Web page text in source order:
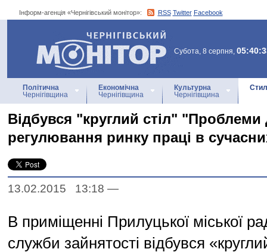
Інформ-агенція «Чернігівський монітор»: RSS Twitter Facebook
Інформ-агенція
«Чернігівський монітор»
Субота, 8 серпня,
Політична
Чернігівщина
Економічна
Чернігівщина
Культурна
Чернігівщина
Відбувся "круглий стіл"
регулювання ринку праці в
13.02.2015 13:18 —
В приміщенні Прилуцької міської
служби зайнятості відбувся